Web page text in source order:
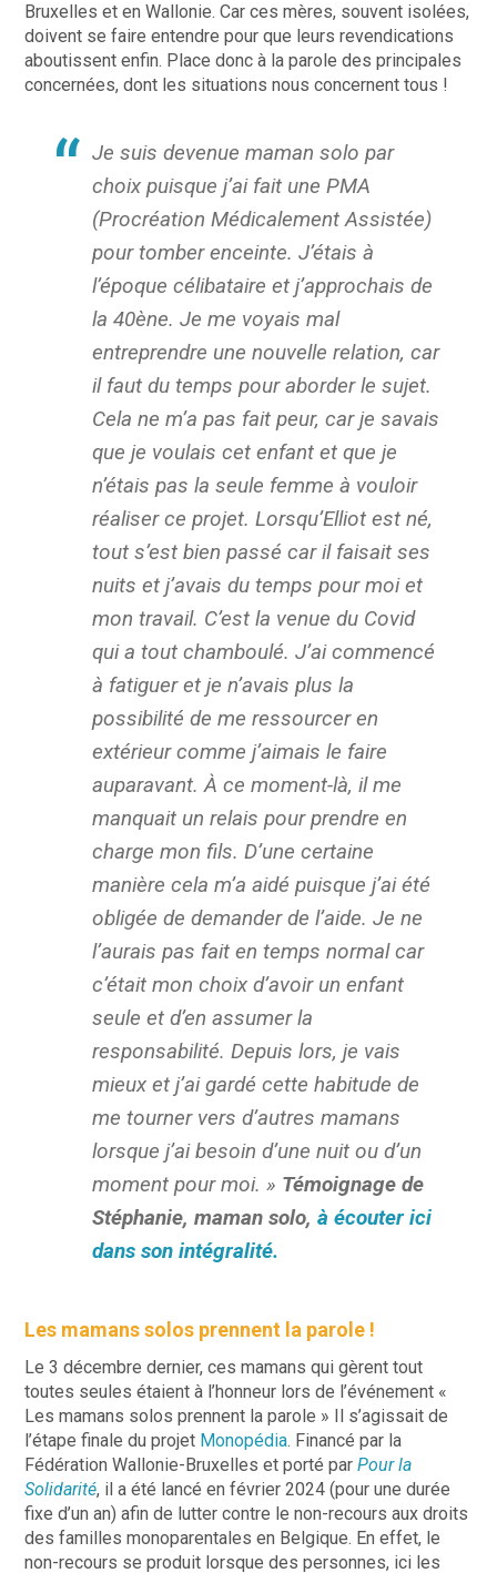
Bruxelles et en Wallonie. Car ces mères, souvent isolées,
doivent se faire entendre pour que leurs revendications
aboutissent enfin. Place donc à la parole des principales
concernées, dont les situations nous concernent tous !
Je suis devenue maman solo par
choix puisque j’ai fait une PMA
(Procréation Médicalement Assistée)
pour tomber enceinte. J’étais à
l’époque célibataire et j’approchais de
la 40ène. Je me voyais mal
entreprendre une nouvelle relation, car
il faut du temps pour aborder le sujet.
Cela ne m’a pas fait peur, car je savais
que je voulais cet enfant et que je
n’étais pas la seule femme à vouloir
réaliser ce projet. Lorsqu’Elliot est né,
tout s’est bien passé car il faisait ses
nuits et j’avais du temps pour moi et
mon travail. C’est la venue du Covid
qui a tout chamboulé. J’ai commencé
à fatiguer et je n’avais plus la
possibilité de me ressourcer en
extérieur comme j’aimais le faire
auparavant. À ce moment-là, il me
manquait un relais pour prendre en
charge mon fils. D’une certaine
manière cela m’a aidé puisque j’ai été
obligée de demander de l’aide. Je ne
l’aurais pas fait en temps normal car
c’était mon choix d’avoir un enfant
seule et d’en assumer la
responsabilité. Depuis lors, je vais
mieux et j’ai gardé cette habitude de
me tourner vers d’autres mamans
lorsque j’ai besoin d’une nuit ou d’un
moment pour moi. » Témoignage de
Stéphanie, maman solo,à écouter ici
dans son intégralité.
Les mamans solos prennent la parole !
Le 3 décembre dernier, ces mamans qui gèrent tout
toutes seules étaient à l’honneur lors de l’événement «
Les mamans solos prennent la parole » Il s’agissait de
l’étape finale du projet Monopédia. Financé par la
Fédération Wallonie-Bruxelles et porté par Pour la
Solidarité, il a été lancé en février 2024 (pour une durée
fixe d’un an) afin de lutter contre le non-recours aux droits
des familles monoparentales en Belgique. En effet, le
non-recours se produit lorsque des personnes, ici les